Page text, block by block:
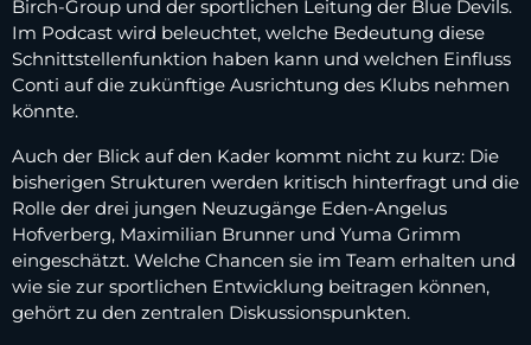
Birch-Group und der sportlichen Leitung der Blue Devils.
Im Podcast wird beleuchtet, welche Bedeutung diese
Schnittstellenfunktion haben kann und welchen Einfluss
Conti auf die zukünftige Ausrichtung des Klubs nehmen
könnte.
Auch der Blick auf den Kader kommt nicht zu kurz: Die
bisherigen Strukturen werden kritisch hinterfragt und die
Rolle der drei jungen Neuzugänge Eden-Angelus
Hofverberg, Maximilian Brunner und Yuma Grimm
eingeschätzt. Welche Chancen sie im Team erhalten und
wie sie zur sportlichen Entwicklung beitragen können,
gehört zu den zentralen Diskussionspunkten.